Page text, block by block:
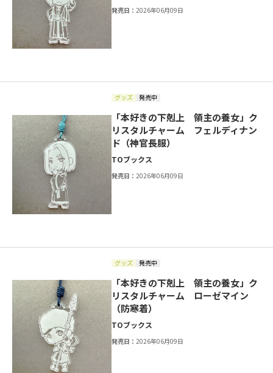
発売日：2026年06月09日
グッズ 発売中
「本好きの下剋上 領主の養女」ク
リスタルチャーム フェルディナン
ド（神官長服）
TOブックス
発売日：2026年06月09日
グッズ 発売中
「本好きの下剋上 領主の養女」ク
リスタルチャーム ローゼマイン
（防寒着）
TOブックス
発売日：2026年06月09日